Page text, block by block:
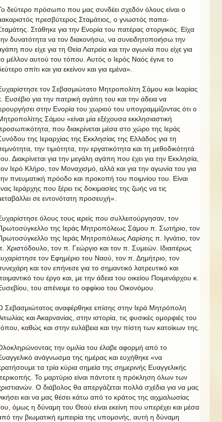
δεύτερο πρόσωπο που μας συνδέει σχεδόν όλους είναι ο
πρεσβύτερος Σταμάτιος, ο γνωστός παπα-
Στάθηκε για την Ενορία του πατέρας στοργικός. Είχα
δυνατότητα να τον διακονήσω, να συνειδητοποιήσω την
που είχε για τη Θεία Λατρεία και την αγωνία που είχε για
μέλλον αυτού του τόπου. Αυτός ο Ιερός Ναός έγινε το
σπίτι και για εκείνον και για εμένα».
τον Σεβασμιώτατο Μητροπολίτη Σάμου και Ικαρίας
Ευσέβιο για την πατρική αγάπη του και την άδεια να
στην Ενορία του χωριού του υπογραμμίζοντας ότι ο
Σάμου «είναι μία εξέχουσα εκκλησιαστική
που διακρίνεται μέσα στο χώρο της Ιεράς
της Ιεραρχίας της Εκκλησίας της Ελλάδος για τη
την τιμιότητα, την εργατικότητα και τη μεθοδικότητά
Διακρίνεται για την μεγάλη αγάπη που έχει για την Εκκλησία,
Ιερό Κλήρο, τον Μοναχισμό, αλλά και για την αγωνία του για
πνευματική πρόοδο και προκοπή του ποιμνίου του. Είναι
Ιεράρχης που ξέρει τις δοκιμασίες της ζωής να τις
σε εντονότατη προσευχή».
όλους τους ιερείς που συλλειτούργησαν, τον
της Ιεράς Μητροπόλεως Σάμου π. Σωτήριο, τον
της Ιεράς Μητροπόλεως Λαρίσης π. Ιγνάτιο, τον
Χριστόδουλο, τον π. Γεώργιο και τον π. Συμεών. Ιδιαιτέρως
τον Εφημέριο του Ναού, τον π. Δημήτριο, τον
και τον επήνεσε για το σημαντικό λατρευτικό και
του έργο και, με την άδεια του οικείου Ποιμενάρχου κ.
του απένειμε το οφφίκιο του Οικονόμου.
Σεβασμιώτατος αναφέρθηκε επίσης στην Ιερά Μητρόπολη
και Ακαρνανίας, στην ιστορία, τις φυσικές ομορφιές του
καθώς και στην ευλάβεια και την πίστη των κατοίκων της.
την ομιλία του έλαβε αφορμή από το
ανάγνωσμα της ημέρας και ευχήθηκε «να
τα τρία κύρια σημεία της σημερινής Ευαγγελικής
Το μαρτύριο είναι πάντοτε η πρόκληση όλων των
Ο διάβολος θα απεργάζεται πολλά σχέδια για να μας
και να μας θέσει κάτω από το κράτος της αιχμαλωσίας
όμως η δύναμη του Θεού είναι εκείνη που υπερέχει και μέσα
την βιωματική εμπειρία της υπομονής, αυτή η δύναμη